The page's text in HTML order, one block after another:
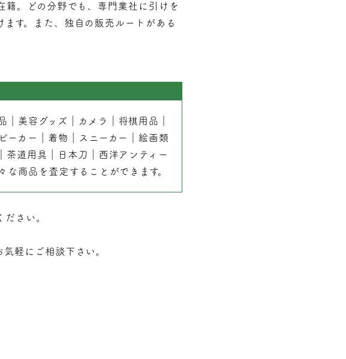
籍。どの分野でも、専門業社に引けを
す。また、独自の販売ルートがある
美容グッズ カメラ 将棋用品
ーカー 着物 スニーカー
絵画類
｜茶道用具｜ 日本刀
西洋アンティー
な商品を査定することができます。
さい。
軽にご相談下さい。